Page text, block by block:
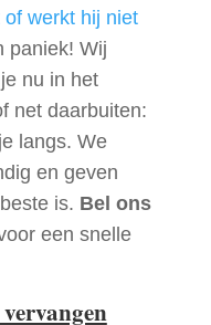
of werkt hij niet
paniek! Wij
nu in het
net daarbuiten:
langs. We
en geven
is. Bel ons
een snelle